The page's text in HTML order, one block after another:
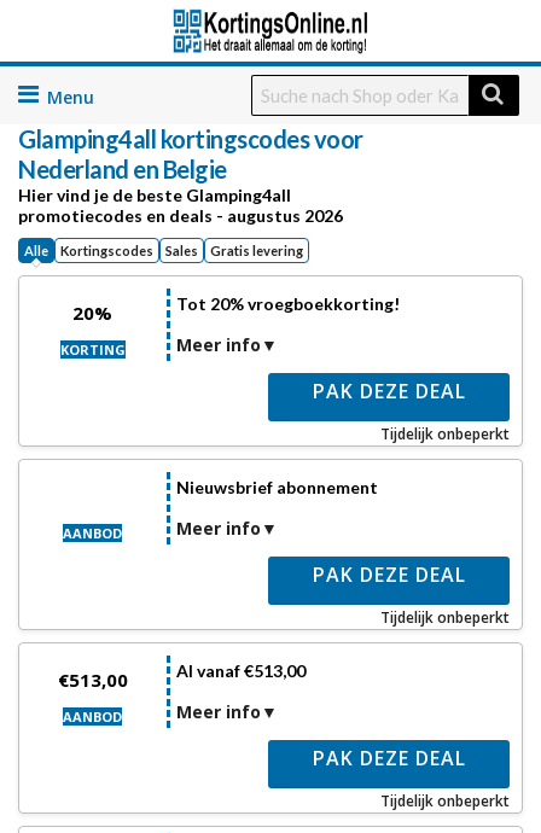
Skip
content
Glamping4all kortingscodes voor
Nederland en Belgie
Hier vind je de beste Glamping4all
promotiecodes en deals - augustus 2026
Alle Kortingscodes Sales Gratis levering
20%
KORTING
Tot 20% vroegboekkorting!
Meer info
PAK DEZE DEAL
Tijdelijk onbeperkt
AANBOD
Nieuwsbrief abonnement
Meer info
PAK DEZE DEAL
Tijdelijk onbeperkt
€513,00
AANBOD
Al vanaf €513,00
Meer info
PAK DEZE DEAL
Tijdelijk onbeperkt